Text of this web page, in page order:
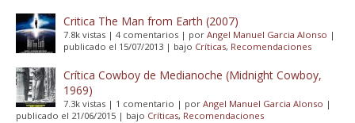
Critica The Man from Earth (2007)
7.8k vistas | 4 comentarios | por Angel Manuel Garcia Alonso |
publicado el 15/07/2013 | bajo Críticas, Recomendaciones
Crítica Cowboy de Medianoche (Midnight Cowboy,
1969)
7.3k vistas | 1 comentario | por Angel Manuel Garcia Alonso |
publicado el 21/06/2015 | bajo Críticas, Recomendaciones